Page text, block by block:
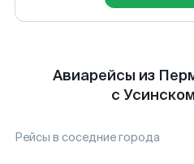
Авиарейсы из
с
Рейсы в соседние города